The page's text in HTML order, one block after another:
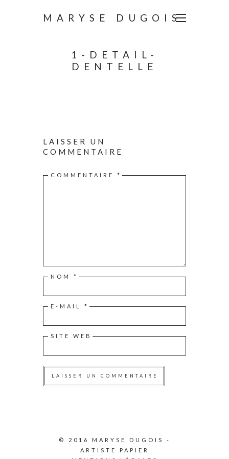
MARYSE DUGOIS
1-DETAIL-
DENTELLE
LAISSER UN
COMMENTAIRE
COMMENTAIRE *
NOM *
E-MAIL *
SITE WEB
© 2016 MARYSE DUGOIS -
ARTISTE PAPIER